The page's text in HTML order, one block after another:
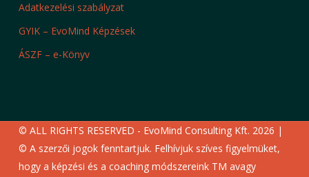
Adatkezelési szabályzat
GYIK – EvoMind Képzések
ÁSZF – e-Könyv
© ALL RIGHTS RESERVED - EvoMind Consulting Kft. 2026 |
© A szerzői jogok fenntartjuk. Felhívjuk szíves figyelmüket,
hogy a képzési és a coaching módszereink TM avagy